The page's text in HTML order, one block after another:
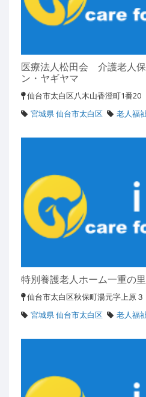
医療法人松田会 介護老人
ン・ヤギヤマ
仙台市太白区八木山香澄町1番20
宮城県 仙台市太白区
老人福
特別養護老人ホーム一重の里
仙台市太白区秋保町湯元字上原
宮城県 仙台市太白区
老人福